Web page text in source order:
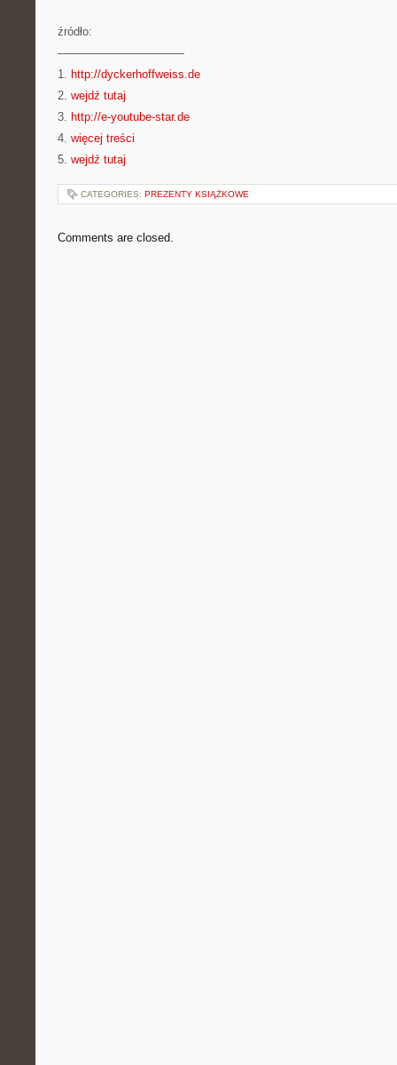
źródło:
———————————
1. http://dyckerhoffweiss.de
2. wejdź tutaj
3. http://e-youtube-star.de
4. więcej treści
5. wejdź tutaj
CATEGORIES: PREZENTY KSIĄŻKOWE
Comments are closed.